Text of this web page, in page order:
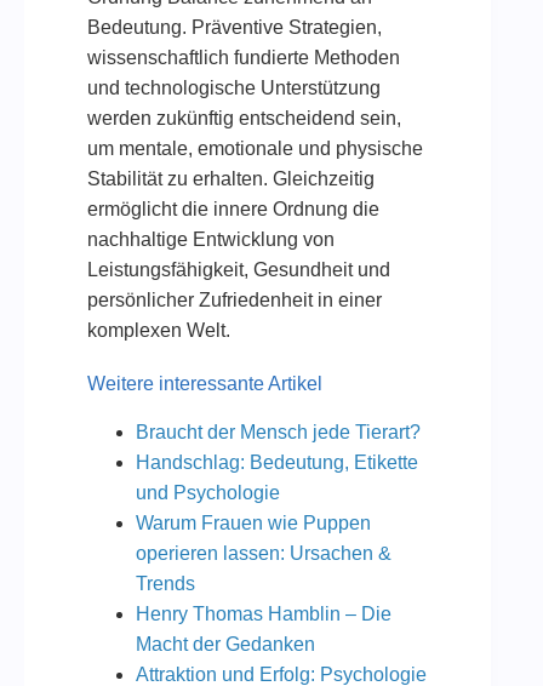
Bedeutung. Präventive Strategien,
wissenschaftlich fundierte Methoden
und technologische Unterstützung
werden zukünftig entscheidend sein,
um mentale, emotionale und physische
Stabilität zu erhalten. Gleichzeitig
ermöglicht die innere Ordnung die
nachhaltige Entwicklung von
Leistungsfähigkeit, Gesundheit und
persönlicher Zufriedenheit in einer
komplexen Welt.
Weitere interessante Artikel
Braucht der Mensch jede Tierart?
Handschlag: Bedeutung, Etikette
und Psychologie
Warum Frauen wie Puppen
operieren lassen: Ursachen &
Trends
Henry Thomas Hamblin – Die
Macht der Gedanken
Attraktion und Erfolg: Psychologie